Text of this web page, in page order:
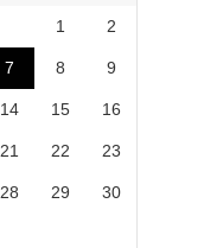
1 2
7 8 9
14 15 16
21 22 23
28 29 30